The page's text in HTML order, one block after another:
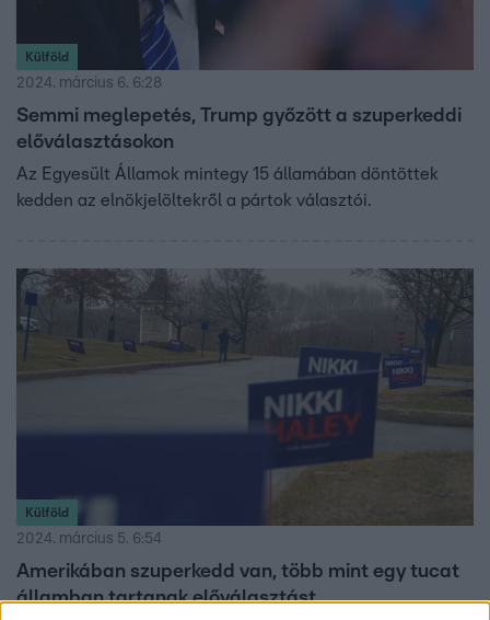
Külföld
2024. március 6. 6:28
Semmi meglepetés, Trump győzött a szuperkeddi
előválasztásokon
Az Egyesült Államok mintegy 15 államában döntöttek
kedden az elnökjelöltekről a pártok választói.
Külföld
2024. március 5. 6:54
Amerikában szuperkedd van, több mint egy tucat
államban tartanak előválasztást